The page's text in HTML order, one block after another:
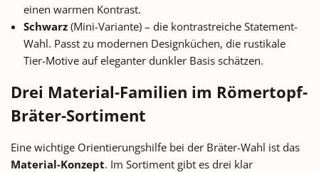
und ganzes Geflügel – Speisen
können von allen Seiten
gleichmäßig garen, ohne dass
Teile aus dem Topf herausragen.
Klassischer Tonbräter – mit dem
typischen Wässer-Prinzip Wie alle
klassischen Römertopf-Bräter ist
der Jubiläums-Bräter innen
Gebrauch 10 Minuten in kaltes
Wasser gelegt. Das gespeicherte
können von allen Seiten
gleichmäßig garen, ohne
Teile aus dem Topf
typischen Wässer-Prinzip
klassischen Römertopf-
Gebrauch 10 Minuten in
Wasser gelegt. Das
einen warmen Kontrast.
Schwarz (Mini-Variante) – die kontrastreiche Statement-
Wahl. Passt zu modernen Designküchen, die rustikale
Tier-Motive auf eleganter dunkler Basis schätzen.
Drei Material-Familien im Römertopf-
Bräter-Sortiment
Eine wichtige Orientierungshilfe bei der Bräter-Wahl ist das
Material-Konzept. Im Sortiment gibt es drei klar